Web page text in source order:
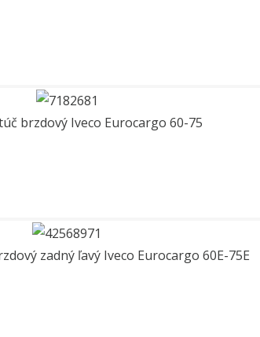
brzdový Iveco Eurocargo 60-75
zadný ľavý Iveco Eurocargo 60E-75E